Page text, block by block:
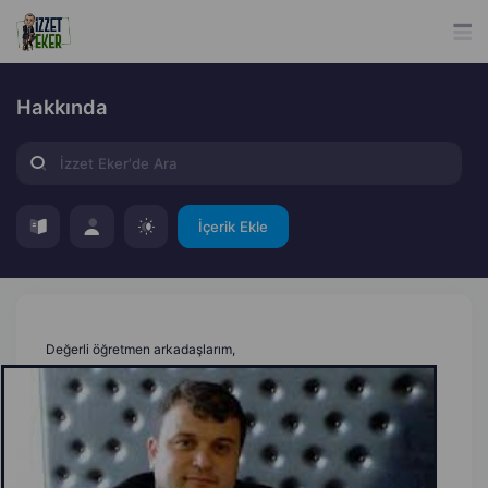
Hakkında
İçerik Ekle
Değerli öğretmen arkadaşlarım,